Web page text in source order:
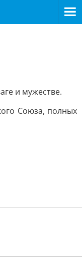
и мужестве.
Союза, полных